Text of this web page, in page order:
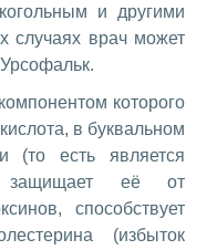
и другими
случаях врач может
которого
в буквальном
(то есть является
защищает её от
способствует
(избыток